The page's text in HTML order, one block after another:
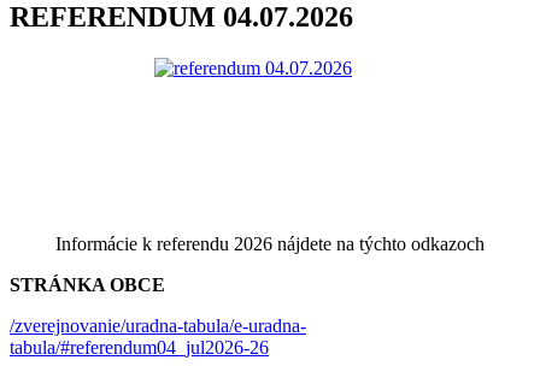
REFERENDUM 04.07.2026
Informácie k referendu 2026 nájdete na týchto odkazoch
STRÁNKA OBCE
/zverejnovanie/uradna-tabula/e-uradna-
tabula/#referendum04_jul2026-26